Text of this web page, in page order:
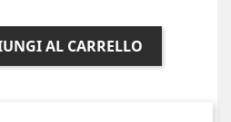
AL CARRELLO